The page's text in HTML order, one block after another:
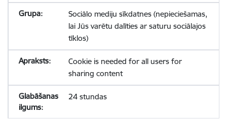
Sociālo mediju sīkdatnes (nepieciešamas,
lai Jūs varētu dalīties ar saturu sociālajos
tīklos)
Cookie is needed for all users for
sharing content
24 stundas